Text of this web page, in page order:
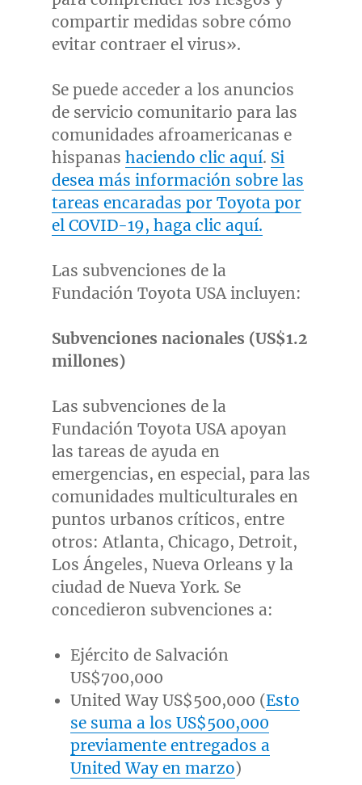
compartir medidas sobre cómo
evitar contraer el virus».
Se puede acceder a los anuncios
de servicio comunitario para las
comunidades afroamericanas e
hispanas haciendo clic aquí. Si
desea más información sobre las
tareas encaradas por Toyota por
el COVID-19, haga clic aquí.
Las subvenciones de la
Fundación Toyota USAincluyen:
Subvenciones nacionales (US$1.2
millones)
Las subvenciones de la
Fundación Toyota USAapoyan
las tareas de ayuda en
emergencias, en especial, para las
comunidades multiculturales en
puntos urbanos críticos, entre
otros:Atlanta, Chicago, Detroit,
Los Ángeles, Nueva Orleans y la
ciudad de Nueva York. Se
concedieron subvenciones a:
Ejército de Salvación
US$700,000
United WayUS$500,000 (Esto
se suma a losUS$500,000
previamente entregados a
United Way en marzo)